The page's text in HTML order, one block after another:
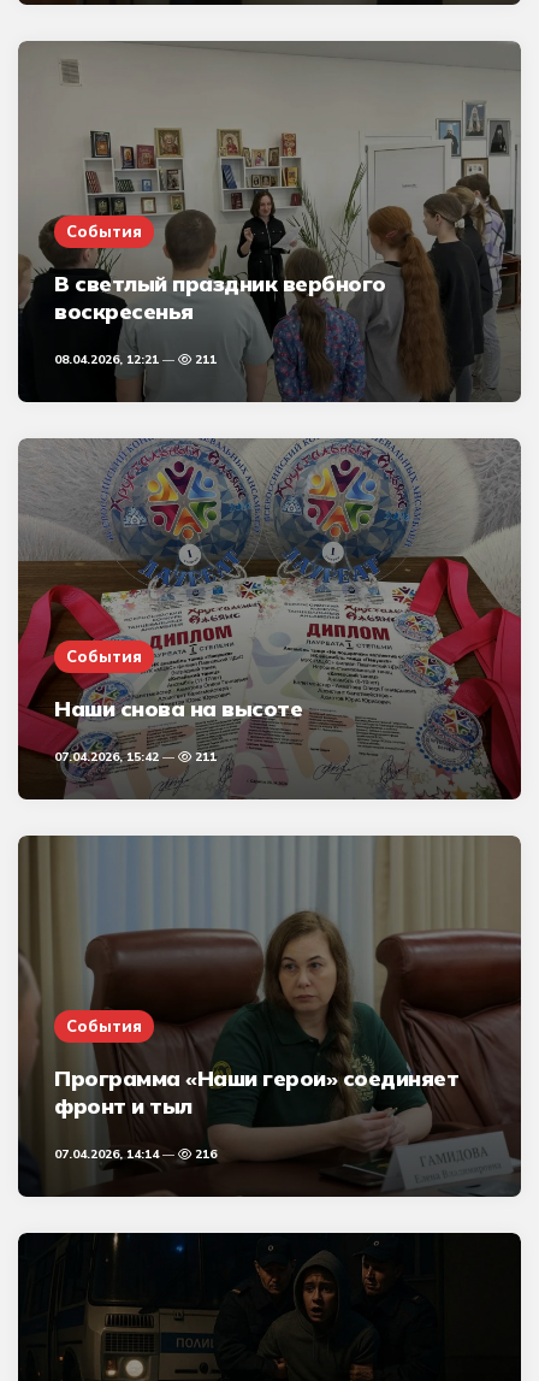
События
В светлый праздник вербного
воскресенья
08.04.2026, 12:21 211
События
Наши снова на высоте
07.04.2026, 15:42 211
События
Программа «Наши герои» соединяет
фронт и тыл
07.04.2026, 14:14 216